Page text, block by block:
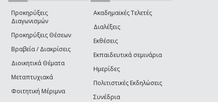
Προκηρύξεις
Διαγωνισμών
Προκηρύξεις Θέσεων
Βραβεία / Διακρίσεις
Διοικητικά Θέματα
Μεταπτυχιακά
Φοιτητική Μέριμνα
Ακαδημαϊκές Τελετές
Διαλέξεις
Εκθέσεις
Εκπαιδευτικά σεμινάρια
Ημερίδες
Πολιτιστικές Εκδηλώσεις
Συνέδρια